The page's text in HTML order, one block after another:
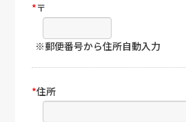
*〒
※郵便番号から住所自動入力
*住所